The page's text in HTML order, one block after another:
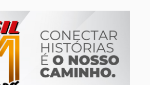
15° 8°
15° 8°